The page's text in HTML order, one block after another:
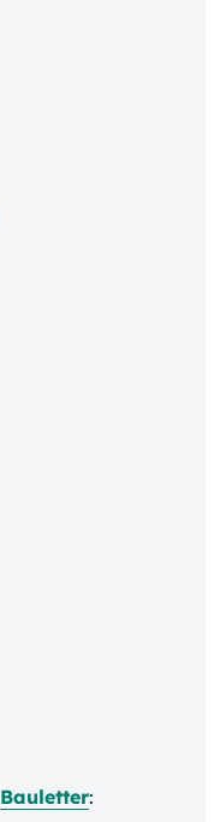
Bauletter: